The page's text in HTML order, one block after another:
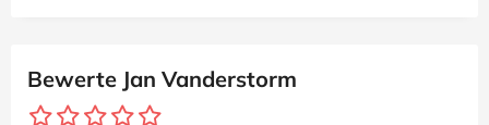
Bewerte Jan Vanderstorm